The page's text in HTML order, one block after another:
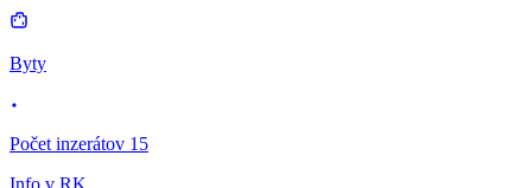
Byty
Počet inzerátov 15
Info v RK